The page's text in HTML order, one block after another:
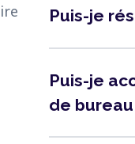
Puis-je
Puis-je
de